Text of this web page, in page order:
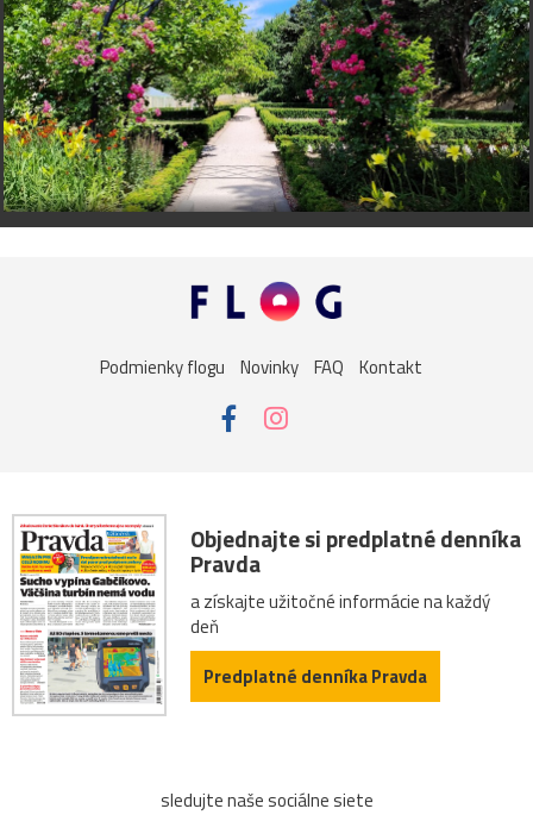
Podmienky flogu Novinky FAQ Kontakt
Objednajte si predplatné denníka
Pravda
a získajte užitočné informácie na každý
deň
Predplatné denníka Pravda
sledujte naše sociálne siete